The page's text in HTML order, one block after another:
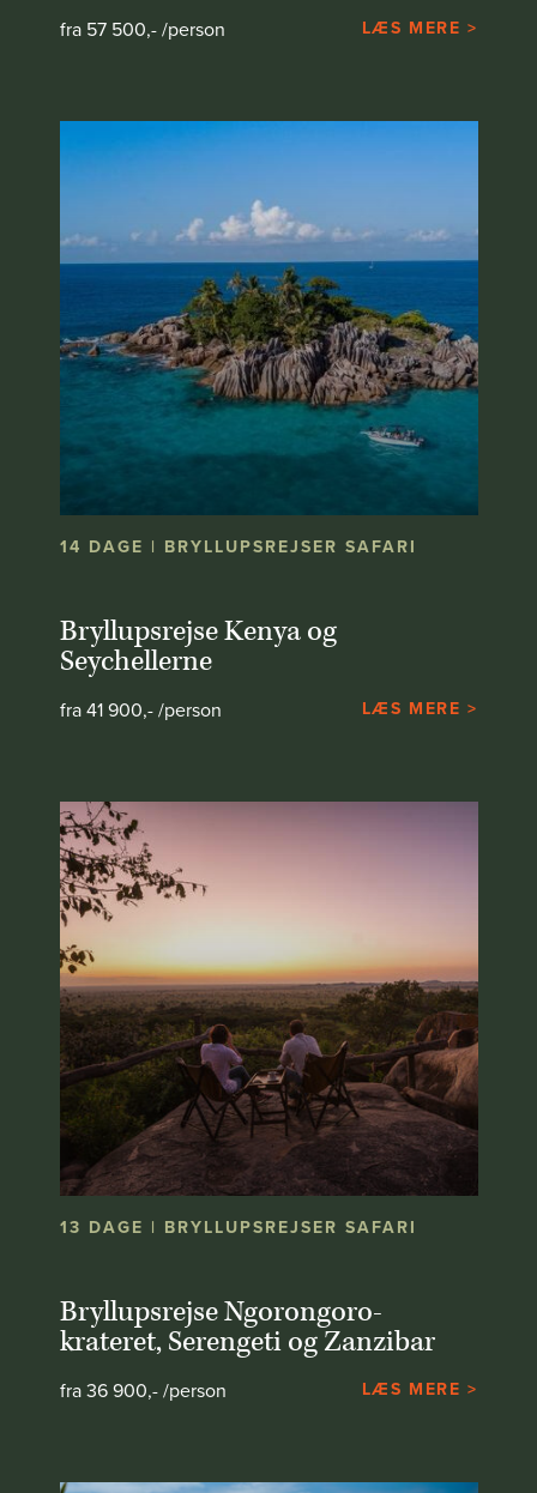
fra 57 500,- /person LÆS MERE >
14 DAGE | BRYLLUPSREJSER SAFARI
Bryllupsrejse Kenya og
Seychellerne
fra 41 900,- /person LÆS MERE >
13 DAGE | BRYLLUPSREJSER SAFARI
Bryllupsrejse Ngorongoro-
krateret, Serengeti og Zanzibar
fra 36 900,- /person LÆS MERE >